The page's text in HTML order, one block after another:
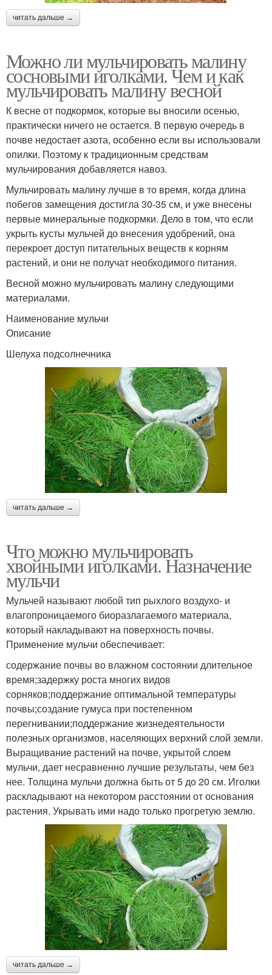
читать дальше →
Можно ли мульчировать малину
сосновыми иголками. Чем и как
мульчировать малину весной
К весне от подкормок, которые вы вносили осенью,
практически ничего не остается. В первую очередь в
почве недостает азота, особенно если вы использовали
опилки. Поэтому к традиционным средствам
мульчирования добавляется навоз.
Мульчировать малину лучше в то время, когда длина
побегов замещения достигла 30-35 см, и уже внесены
первые минеральные подкормки. Дело в том, что если
укрыть кусты мульчей до внесения удобрений, она
перекроет доступ питательных веществ к корням
растений, и они не получат необходимого питания.
Весной можно мульчировать малину следующими
материалами.
Наименование мульчи
Описание
Шелуха подсолнечника
читать дальше →
Что можно мульчировать
хвойными иголками. Назначение
мульчи
Мульчей называют любой тип рыхлого воздухо- и
влагопроницаемого биоразлагаемого материала,
который накладывают на поверхность почвы.
Применение мульчи обеспечивает:
содержание почвы во влажном состоянии длительное
время;задержку роста многих видов
сорняков;поддержание оптимальной температуры
почвы;создание гумуса при постепенном
перегнивании;поддержание жизнедеятельности
полезных организмов, населяющих верхний слой земли.
Выращивание растений на почве, укрытой слоем
мульчи, дает несравненно лучшие результаты, чем без
нее. Толщина мульчи должна быть от 5 до 20 см. Иголки
раскладывают на некотором расстоянии от основания
растения. Укрывать ими надо только прогретую землю.
читать дальше →